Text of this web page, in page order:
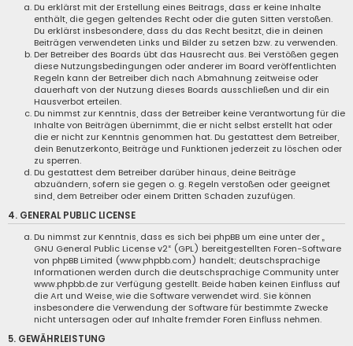
Du erklärst mit der Erstellung eines Beitrags, dass er keine Inhalte
enthält, die gegen geltendes Recht oder die guten Sitten verstoßen.
Du erklärst insbesondere, dass du das Recht besitzt, die in deinen
Beiträgen verwendeten Links und Bilder zu setzen bzw. zu verwenden.
Der Betreiber des Boards übt das Hausrecht aus. Bei Verstößen gegen
diese Nutzungsbedingungen oder anderer im Board veröffentlichten
Regeln kann der Betreiber dich nach Abmahnung zeitweise oder
dauerhaft von der Nutzung dieses Boards ausschließen und dir ein
Hausverbot erteilen.
Du nimmst zur Kenntnis, dass der Betreiber keine Verantwortung für die
Inhalte von Beiträgen übernimmt, die er nicht selbst erstellt hat oder
die er nicht zur Kenntnis genommen hat. Du gestattest dem Betreiber,
dein Benutzerkonto, Beiträge und Funktionen jederzeit zu löschen oder
zu sperren.
Du gestattest dem Betreiber darüber hinaus, deine Beiträge
abzuändern, sofern sie gegen o. g. Regeln verstoßen oder geeignet
sind, dem Betreiber oder einem Dritten Schaden zuzufügen.
4. GENERAL PUBLIC LICENSE
Du nimmst zur Kenntnis, dass es sich bei phpBB um eine unter der „
GNU General Public License v2“ (GPL) bereitgestellten Foren-Software
von phpBB Limited (www.phpbb.com) handelt; deutschsprachige
Informationen werden durch die deutschsprachige Community unter
www.phpbb.de zur Verfügung gestellt. Beide haben keinen Einfluss auf
die Art und Weise, wie die Software verwendet wird. Sie können
insbesondere die Verwendung der Software für bestimmte Zwecke
nicht untersagen oder auf Inhalte fremder Foren Einfluss nehmen.
5. GEWÄHRLEISTUNG